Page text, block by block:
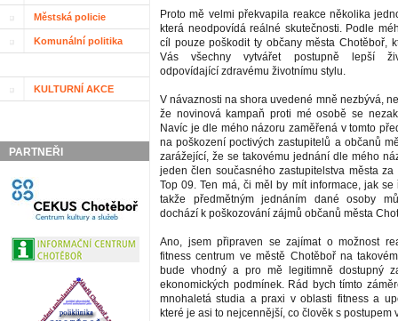
Městská policie
Komunální politika
KULTURNÍ AKCE
PARTNEŘI
Proto mě velmi překvapila reakce několika
která neodpovídá reálné skutečnosti. Podle
cíl pouze poškodit ty občany města Chotěboř,
Vás všechny vytvářet postupně lepší
odpovídající zdravému životnímu stylu.
V návaznosti na shora uvedené mně nezbývá,
že novinová kampaň proti mé osobě se
Navíc je dle mého názoru zaměřená v tomto
na poškození poctivých zastupitelů a občanů
zarážející, že se takovému jednání dle mého
jeden člen současného zastupitelstva města za
Top 09. Ten má, či měl by mít informace, jak se
takže předmětným jednáním dané osoby
dochází k poškozování zájmů občanů města
Ano, jsem připraven se zajímat o možnost
fitness centrum ve městě Chotěboř na
bude vhodný a pro mě legitimně dostupný
ekonomických podmínek. Rád bych tímto
mnohaletá studia a praxi v oblasti fitness a
které je asi to nejcennější, co člověk s postupem